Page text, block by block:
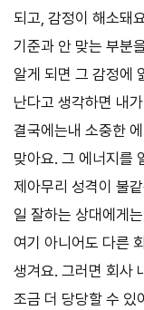
되고, 감정이 해소돼
기준과 안 맞는 부분
알게 되면 그 감정에
난다고 생각하면 내
결국에는내 소중한
맞아요. 그 에너지를
제아무리 성격이 불
일 잘하는 상대에게
여기 아니어도 다른
생겨요. 그러면 회사
조금 더 당당할 수 있